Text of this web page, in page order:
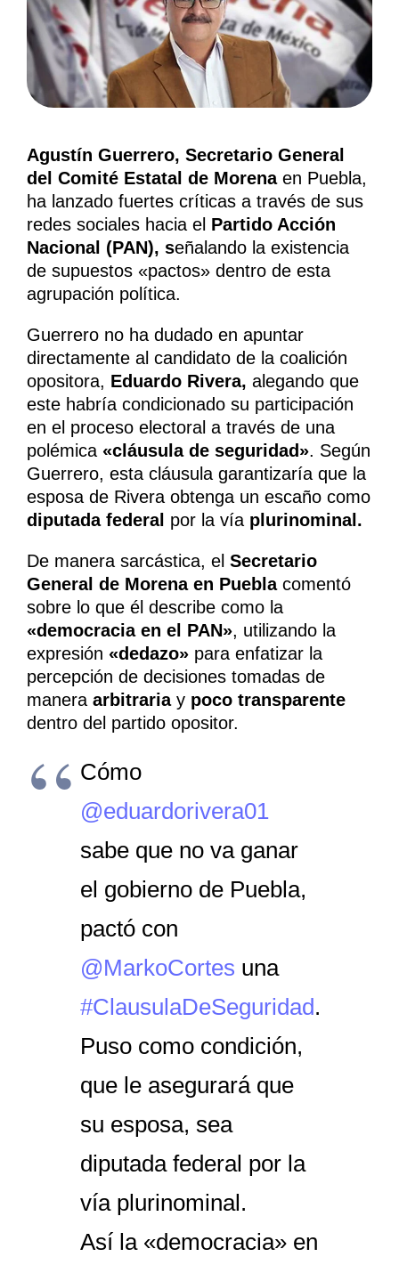
Agustín Guerrero, Secretario General
del Comité Estatal de Morenaen Puebla,
ha lanzado fuertes críticas a través de sus
redes sociales hacia el Partido Acción
Nacional (PAN), señalando la existencia
de supuestos «pactos» dentro de esta
agrupación política.
Guerrero no ha dudado en apuntar
directamente al candidato de la coalición
opositora, Eduardo Rivera, alegando que
este habría condicionado su participación
en el proceso electoral a través de una
polémica «cláusula de seguridad». Según
Guerrero, esta cláusula garantizaría que la
esposa de Rivera obtenga un escaño como
diputada federal por la vía plurinominal.
De manera sarcástica, el Secretario
General de Morena en Pueblacomentó
sobre lo que él describe como la
«democracia en el PAN», utilizando la
expresión «dedazo» para enfatizar la
percepción de decisiones tomadas de
manera arbitrariay poco transparente
dentro del partido opositor.
Cómo
@eduardorivera01
sabe que no va ganar
el gobierno de Puebla,
pactó con
@MarkoCortes una
#ClausulaDeSeguridad.
Puso como condición,
que le asegurará que
su esposa, sea
diputada federal por la
vía plurinominal.
Así la «democracia» en